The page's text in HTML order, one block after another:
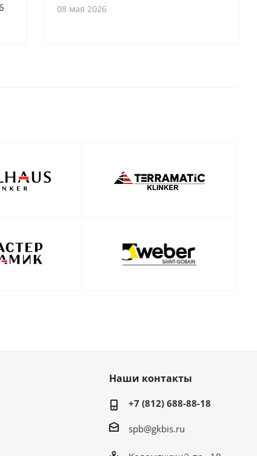
08 мая 2026
Наши контакты
+7 (812) 688-88-18
spb@gkbis.ru